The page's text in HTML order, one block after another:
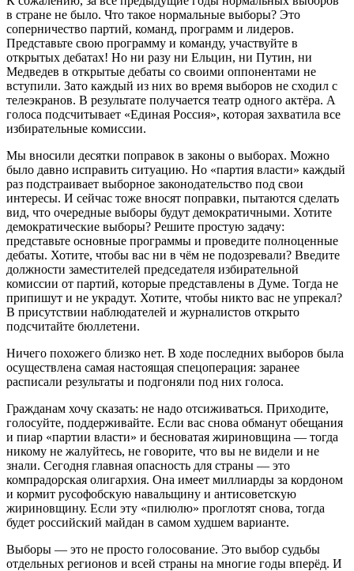
в стране не было. Что такое нормальные выборы? Это
соперничество партий, команд, программ и лидеров.
Представьте свою программу и команду, участвуйте в
открытых дебатах! Но ни разу ни Ельцин, ни Путин, ни
Медведев в открытые дебаты со своими оппонентами не
вступили. Зато каждый из них во время выборов не сходил с
телеэкранов. В результате получается театр одного актёра. А
голоса подсчитывает «Единая Россия», которая захватила все
избирательные комиссии.
Мы вносили десятки поправок в законы о выборах. Можно
было давно исправить ситуацию. Но «партия власти» каждый
раз подстраивает выборное законодательство под свои
интересы. И сейчас тоже вносят поправки, пытаются сделать
вид, что очередные выборы будут демократичными. Хотите
демократические выборы? Решите простую задачу:
представьте основные программы и проведите полноценные
дебаты. Хотите, чтобы вас ни в чём не подозревали? Введите
должности заместителей председателя избирательной
комиссии от партий, которые представлены в Думе. Тогда не
припишут и не украдут. Хотите, чтобы никто вас не упрекал?
В присутствии наблюдателей и журналистов открыто
подсчитайте бюллетени.
Ничего похожего близко нет. В ходе последних выборов была
осуществлена самая настоящая спецоперация: заранее
расписали результаты и подгоняли под них голоса.
Гражданам хочу сказать: не надо отсиживаться. Приходите,
голосуйте, поддерживайте. Если вас снова обманут обещания
и пиар «партии власти» и бесноватая жириновщина — тогда
никому не жалуйтесь, не говорите, что вы не видели и не
знали. Сегодня главная опасность для страны — это
компрадорская олигархия. Она имеет миллиарды за кордоном
и кормит русофобскую навальщину и антисоветскую
жириновщину. Если эту «пилюлю» проглотят снова, тогда
будет российский майдан в самом худшем варианте.
Выборы — это не просто голосование. Это выбор судьбы
отдельных регионов и всей страны на многие годы вперёд. И